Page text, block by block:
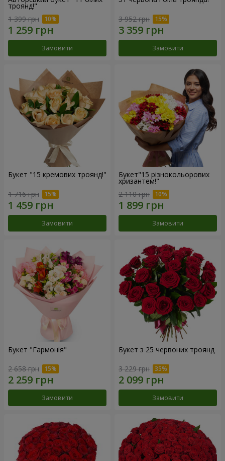
троянд!"
1 399 грн
Замовити
3 952 грн
Замовити
Букет "15 кремових троянд!"
1 716 грн
Замовити
Букет"15 різнокольорових
хризантем!"
2 110 грн
Замовити
Букет "Гармонія"
2 658 грн
Замовити
Букет з 25 червоних троянд
3 229 грн
Замовити